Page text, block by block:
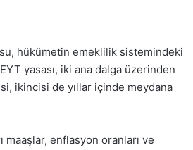
hükümetin emeklilik sistemindeki
yasası, iki ana dalga üzerinden
ikincisi de yıllar içinde meydana
enflasyon oranları ve